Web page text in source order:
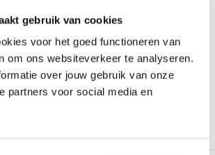
gebruik van cookies
voor het goed functioneren van
om ons websiteverkeer te analyseren.
over jouw gebruik van onze
partners voor social media en
Interieur - binnentoepassing
Zakelijk? Log in voor toegang tot uw
prijzen.